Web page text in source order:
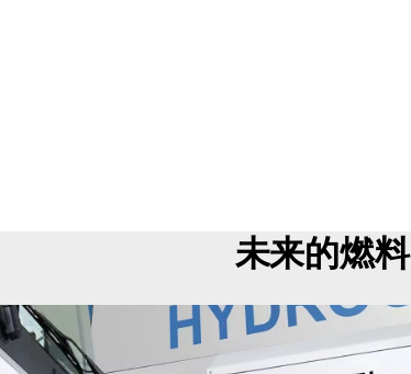
未来的燃料